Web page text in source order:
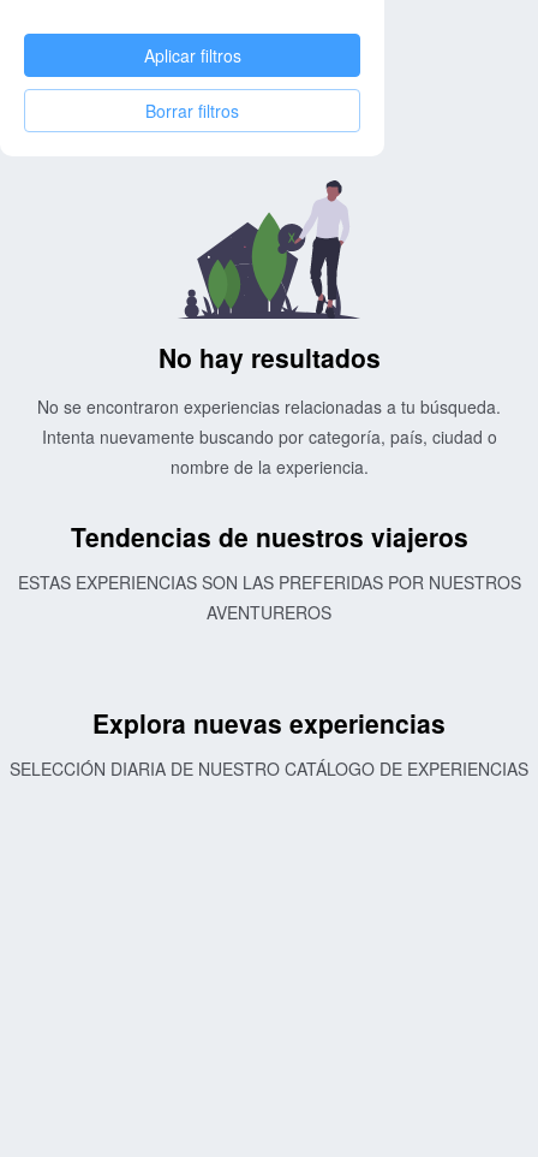
Aplicar filtros
Borrar filtros
No hay resultados
No se encontraron experiencias relacionadas a tu búsqueda.
Intenta nuevamente buscando por categoría, país, ciudad o
nombre de la experiencia.
Tendencias de nuestros viajeros
ESTAS EXPERIENCIAS SON LAS PREFERIDAS POR NUESTROS
AVENTUREROS
Explora nuevas experiencias
SELECCIÓN DIARIA DE NUESTRO CATÁLOGO DE EXPERIENCIAS